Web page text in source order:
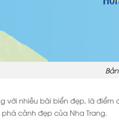
với nhiều bãi biển đẹp, là
cảnh đẹp của Nha Trang.